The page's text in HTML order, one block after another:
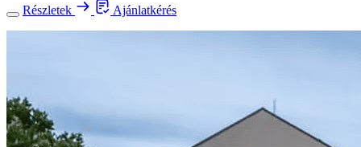
Részletek Ajánlatkérés